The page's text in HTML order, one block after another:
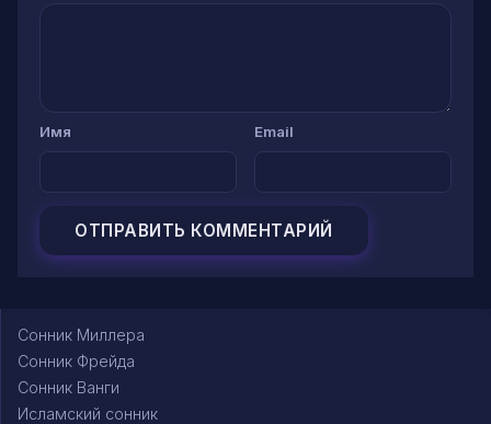
Имя Email
Сонник Миллера
Сонник Фрейда
Сонник Ванги
Исламский сонник